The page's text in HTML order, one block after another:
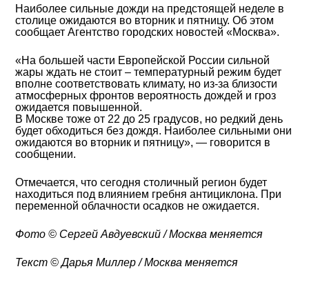
Наиболее сильные дожди на предстоящей неделе в
столице ожидаются во вторник и пятницу. Об этом
сообщает Агентство городских новостей «Москва».
«На большей части Европейской России сильной
жары ждать не стоит – температурный режим будет
вполне соответствовать климату, но из-за близости
атмосферных фронтов вероятность дождей и гроз
ожидается повышенной.
В Москве тоже от 22 до 25 градусов, но редкий день
будет обходиться без дождя. Наиболее сильными они
ожидаются во вторник и пятницу», — говорится в
сообщении.
Отмечается, что сегодня столичный регион будет
находиться под влиянием гребня антициклона. При
переменной облачности осадков не ожидается.
Фото © Cергей Авдуевский / Москва меняется
Текст © Дарья Миллер / Москва меняется